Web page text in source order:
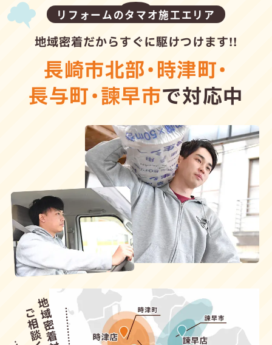
リフォームのタマオ施工エリア
地域密着だからすぐに駆けつけます!!
長崎市北部・時津町・
長与町・諫早市で対応中